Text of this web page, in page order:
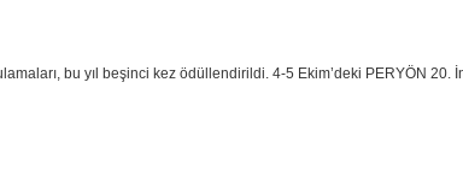
bu yıl beşinci kez ödüllendirildi. 4-5 Ekim’deki PERYÖN 20.